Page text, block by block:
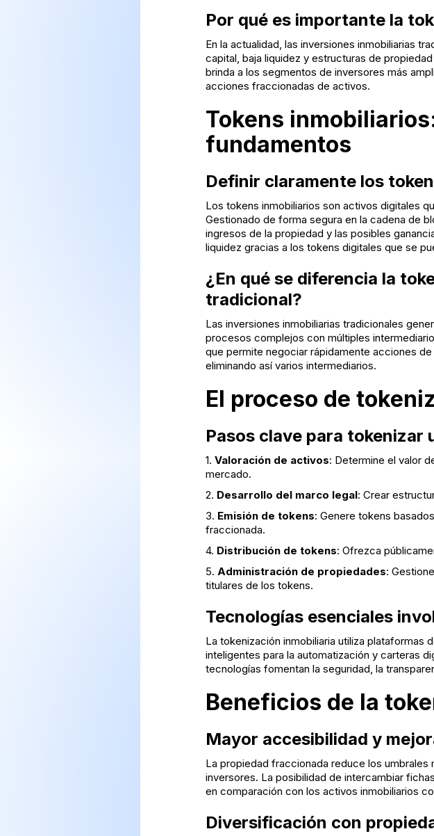
Por qué es importante la
En la actualidad, las inversiones inmobiliarias
capital, baja liquidez y estructuras de
brinda a los segmentos de inversores más
acciones fraccionadas de activos.
Tokens
fundamentos
Definir claramente los
Los tokens inmobiliarios son activos digitales
Gestionado de forma segura en la cadena de
ingresos de la propiedad y las posibles
liquidez gracias a los tokens digitales que se
¿En qué se diferencia la
tradicional?
Las inversiones inmobiliarias tradicionales
procesos complejos con múltiples
que permite negociar rápidamente acciones
eliminando así varios intermediarios.
El proceso de
Pasos clave para tokenizar
1. Valoración de activos: Determine el valor
mercado.
2. Desarrollo del marco legal: Crear
3. Emisión de tokens: Genere tokens
fraccionada.
4. Distribución de tokens: Ofrezca
5. Administración de propiedades:
titulares de los tokens.
Tecnologías esenciales
La tokenización inmobiliaria utiliza
inteligentes para la automatización y carteras
tecnologías fomentan la seguridad, la
Beneficios de la
Mayor accesibilidad y
La propiedad fraccionada reduce los umbrales
inversores. La posibilidad de intercambiar
en comparación con los activos inmobiliarios
Diversificación con